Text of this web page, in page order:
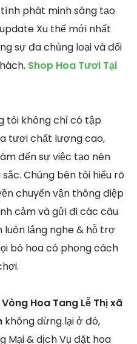
phát minh sáng tạo
Xu thế mới nhất
sự đa chủng loại và đổi
Shop Hoa Tươi Tại
tôi không chỉ có tập
tươi chất lượng cao,
đến sự việc tạo nên
Chúng bên tôi hiểu rõ
chuyển vận thông điệp
cảm và gửi đi các câu
lắng nghe & hỗ trợ
bó hoa có phong cách
Hoa Tang Lễ Thị xã
không dừng lại ở đó,
Mại & dịch Vụ đặt hoa